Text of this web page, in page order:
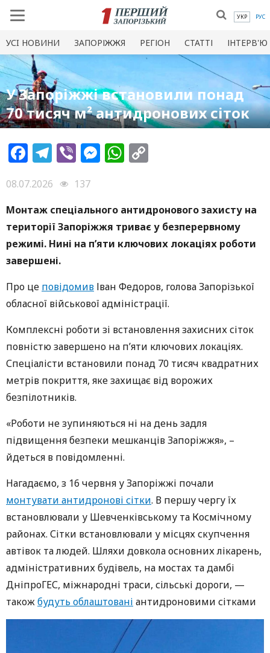
УКР РУС
УСI НОВИНИ ЗАПОРІЖЖЯ РЕГІОН СТАТТІ ІНТЕРВ'Ю
У Запоріжжі встановили понад
70 тисяч м² антидронових сіток
Facebook
Telegram
ViberMessenger
WhatsApp
08.07.2026
137
Монтаж спеціального антидронового захисту на
території Запоріжжя триває у безперервному
режимі. Нині на п’яти ключових локаціях роботи
завершені.
Про це повідомив Іван Федоров, голова Запорізької
обласної військової адміністрації.
Комплексні роботи зі встановлення захисних сіток
повністю завершено на п’яти ключових локаціях.
Спеціалісти встановили понад 70 тисяч квадратних
метрів покриття, яке захищає від ворожих
безпілотників.
«Роботи не зупиняються ні на день задля
підвищення безпеки мешканців Запоріжжя», –
йдеться в повідомленні.
Нагадаємо, з 16 червня у Запоріжжі почали
монтувати антидронові сітки. В першу чергу їх
встановлювали у Шевченківському та Космічному
районах. Сітки встановлювали у місцях скупчення
автівок та людей. Шляхи довкола основних лікарень,
адміністративних будівель, на мостах та дамбі
ДніпроГЕС, міжнародні траси, сільські дороги, —
такожбудуть облаштовані антидроновими сітками